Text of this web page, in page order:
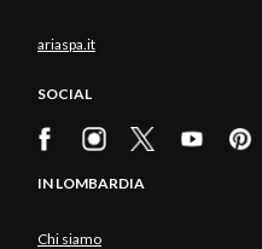
ariaspa.it
SOCIAL
IN LOMBARDIA
Chi siamo